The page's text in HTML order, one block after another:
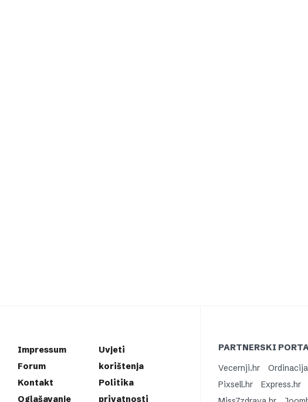
Impressum
Forum
Kontakt
Oglašavanje
Uvjeti
korištenja
Politika
privatnosti
PARTNERSKI
Vecernji.hr
Pixsell.hr
Express.hr